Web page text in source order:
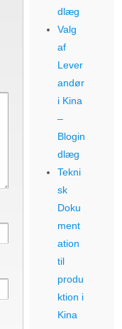
dlæg
Valg
af
Lever
andør
i Kina
–
Blogin
dlæg
Tekni
sk
Doku
ment
ation
til
produ
ktion i
Kina